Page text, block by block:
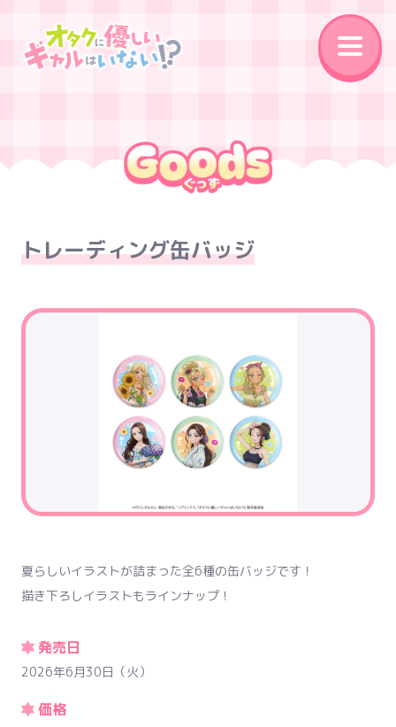
Introduction Story
Staff&Cast
Music Movie
トレーディング缶バッジ
夏らしいイラストが詰まった全6種の缶バッジです！
描き下ろしイラストもラインナップ！
発売日
2026年6月30日（火）
価格